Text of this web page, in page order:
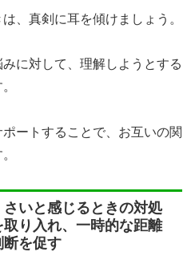
、真剣に耳を傾けましょう。
に対して、理解しようとする
ートすることで、お互いの関
いと感じるときの対処
り入れ、一時的な距離
断を促す